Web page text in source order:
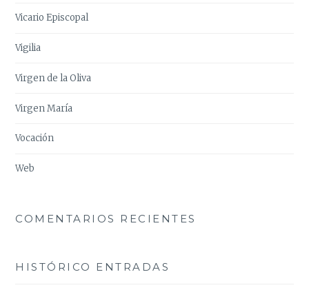
Vicario Episcopal
Vigilia
Virgen de la Oliva
Virgen María
Vocación
Web
COMENTARIOS RECIENTES
HISTÓRICO ENTRADAS